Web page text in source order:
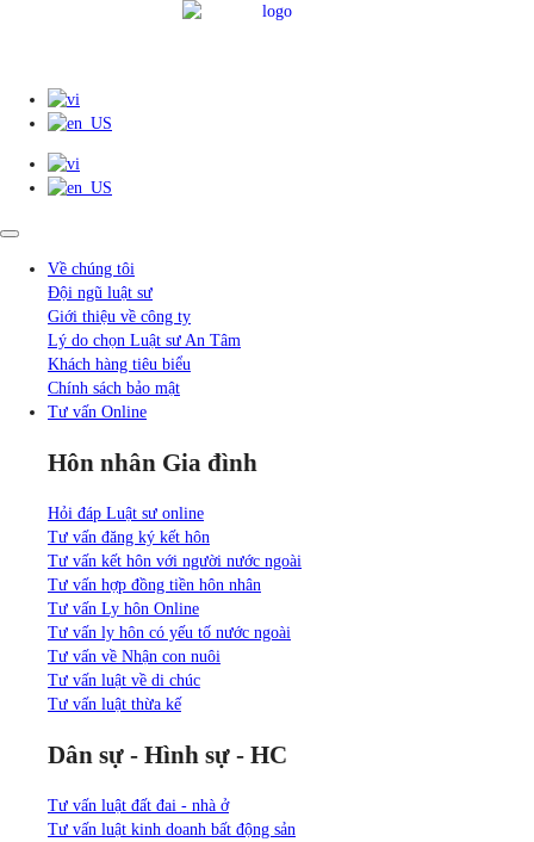
Về chúng tôi
Đội ngũ luật sư
Giới thiệu về công ty
Lý do chọn Luật sư An Tâm
Khách hàng tiêu biểu
Chính sách bảo mật
Tư vấn Online
Hôn nhân Gia đình
Hỏi đáp Luật sư online
Tư vấn đăng ký kết hôn
Tư vấn kết hôn với người nước ngoài
Tư vấn hợp đồng tiền hôn nhân
Tư vấn Ly hôn Online
Tư vấn ly hôn có yếu tố nước ngoài
Tư vấn về Nhận con nuôi
Tư vấn luật về di chúc
Tư vấn luật thừa kế
Dân sự - Hình sự - HC
Tư vấn luật đất đai - nhà ở
Tư vấn luật kinh doanh bất động sản